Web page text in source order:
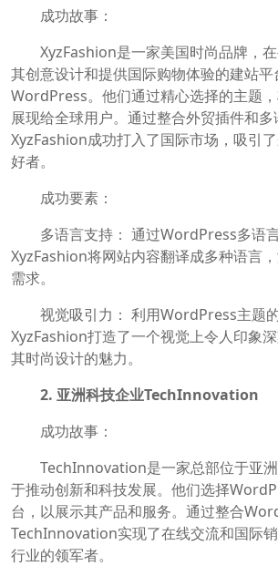
成功故事：
XyzFashion是一家美国时尚品牌，在
其创意设计和提供国际购物体验的建站平
WordPress。他们通过精心选择的主题
展现给全球用户。通过整合外贸插件和多
XyzFashion成功打入了国际市场，吸引
好者。
成功要素：
多语言支持： 通过WordPress多语言
XyzFashion将网站内容翻译成多种语言
需求。
视觉吸引力： 利用WordPress主题的
XyzFashion打造了一个视觉上令人印象
其时尚设计的魅力。
2. 亚洲科技企业TechInnovation
成功故事：
TechInnovation是一家总部位于亚洲
于推动创新和科技发展。他们选择
台，以展示其产品和服务。通过整合
TechInnovation实现了在线交流和国际
行业的领军者。